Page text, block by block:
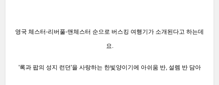
영국 체스터-리버풀-맨체스터 순으로 버스킹 여행기가 소개된다고 하는데
요.
'록과 팝의 성지 런던'을 사랑하는 한빛양이기에 아쉬움 반, 설렘 반 담아